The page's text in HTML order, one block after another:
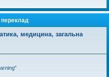
медицина, загальна